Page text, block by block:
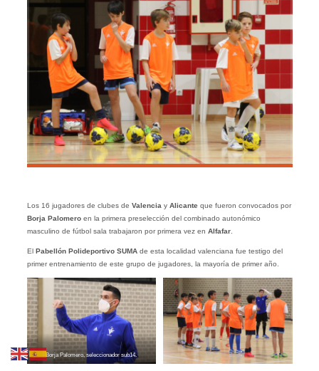
Los 16 jugadores de clubes de Valenciay Alicanteque fueron convocados por
Borja Palomeroen la primera preselección del combinado autonómico
masculino de fútbol sala trabajaron por primera vez en Alfafar.
El Pabellón Polideportivo SUMA de esta localidad valenciana fue testigo del
primer entrenamiento de este grupo de jugadores, la mayoría de primer año.
Borja Palomero, seleccionador sub14.